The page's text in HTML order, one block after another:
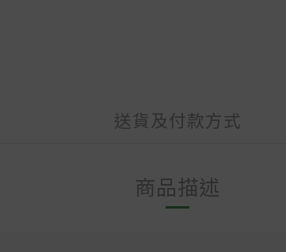
送貨及付款方式
商品描述